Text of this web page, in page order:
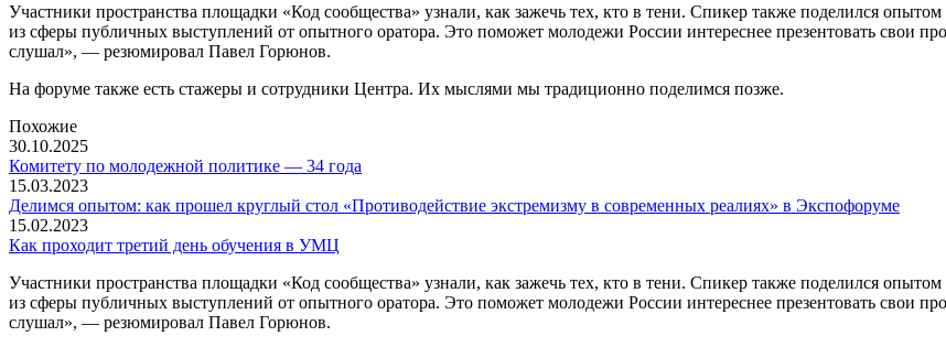
Участники пространства площадки «Код сообщества» узнали, как зажечь тех, кто в тени. Спикер также поделился
из сферы публичных выступлений от опытного оратора. Это поможет молодежи России интереснее презентовать свои
слушал», — резюмировал Павел Горюнов.
На форуме также есть стажеры и сотрудники Центра. Их мыслями мы традиционно поделимся позже.
Похожие
30.10.2025
Комитету по молодежной политике — 34 года
15.03.2023
Делимся опытом: как прошел круглый стол «Противодействие экстремизму в современных реалиях» в Экспофоруме
15.02.2023
Как проходит третий день обучения в УМЦ
Участники пространства площадки «Код сообщества» узнали, как зажечь тех, кто в тени. Спикер также поделился
из сферы публичных выступлений от опытного оратора. Это поможет молодежи России интереснее презентовать свои
слушал», — резюмировал Павел Горюнов.